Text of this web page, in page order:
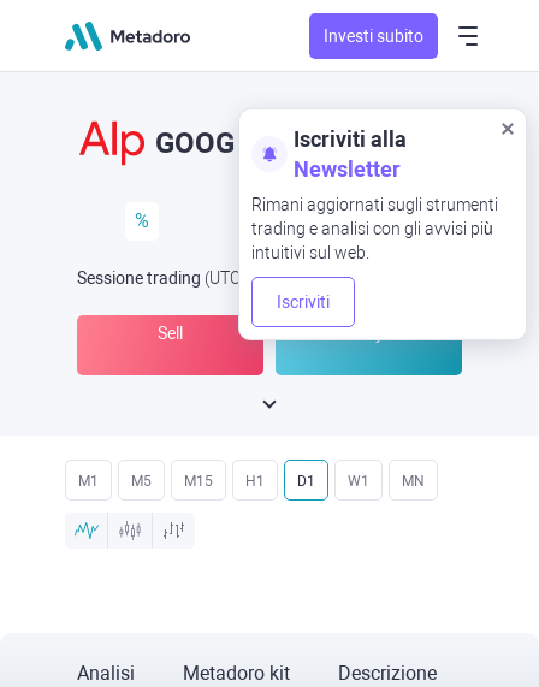
Investi subito
Iscriviti alla
Newsletter
Rimani aggiornati sugli strumenti
trading e analisi con gli avvisi più
intuitivi sul web.
Iscriviti
GOOG
%
Sessione trading (UTC ) -Aperta oraalle
Sell
M1 M5 M15 H1 D1 W1 MN
Analisi Metadoro kit Descrizione